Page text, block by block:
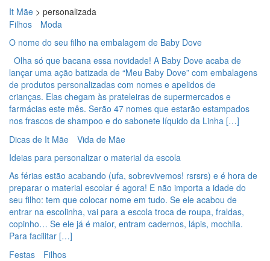
It Mãe > personalizada
Filhos
Moda
O nome do seu filho na embalagem de Baby Dove
Olha só que bacana essa novidade! A Baby Dove acaba de
lançar uma ação batizada de “Meu Baby Dove” com embalagens
de produtos personalizadas com nomes e apelidos de
crianças. Elas chegam às prateleiras de supermercados e
farmácias este mês. Serão 47 nomes que estarão estampados
nos frascos de shampoo e do sabonete líquido da Linha […]
Dicas de It Mãe
Vida de Mãe
Ideias para personalizar o material da escola
As férias estão acabando (ufa, sobrevivemos! rsrsrs) e é hora de
preparar o material escolar é agora! E não importa a idade do
seu filho: tem que colocar nome em tudo. Se ele acabou de
entrar na escolinha, vai para a escola troca de roupa, fraldas,
copinho… Se ele já é maior, entram cadernos, lápis, mochila.
Para facilitar […]
Festas
Filhos